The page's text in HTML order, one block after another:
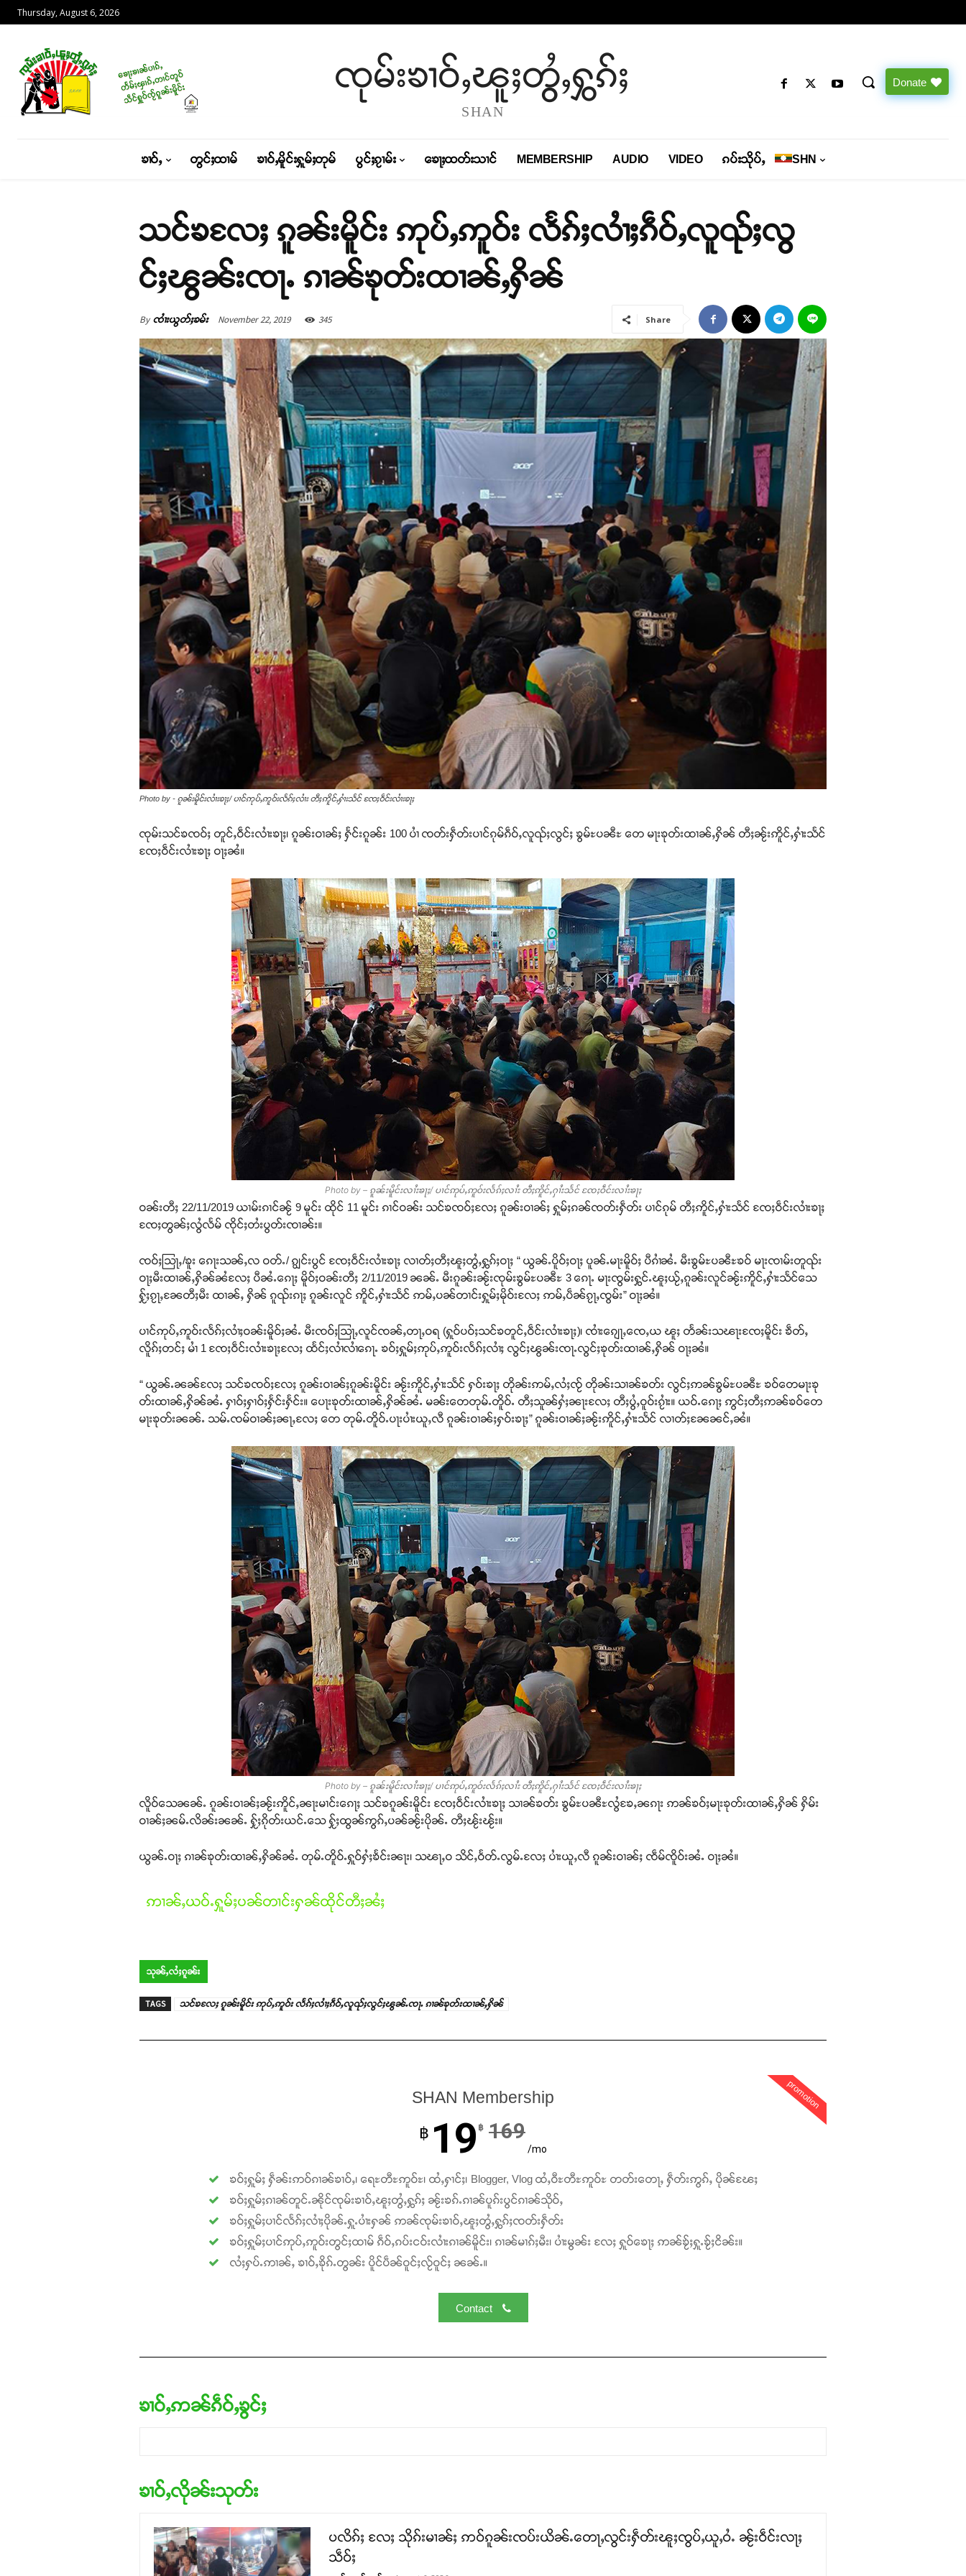
Thursday, August 6, 2026
ၸုမ်းၶၢဝ်ႇၽူႈတွႆႇႁွၵ်ႈ
SHAN
Donate
ၶၢဝ်ႇ တွင်ႈထၢမ် ၶၢဝ်ႇမိူင်းႁူမ်ႈတုမ် ပွင်ႈၵႂၢမ်း ၶေႃႈထတ်းသၢင် MEMBERSHIP AUDIO VIDEO ၵပ်းသိုပ်ႇ SHN
သင်ၶလႄႈ ၵူၼ်းမိူင်း ဢုပ်ႇဢူဝ်း လႅၵ်ႈလၢႆႈၵဵဝ်ႇလူၺ်ႈလွ
င်ႈၽွၼ်းၸႃႉ ၵၢၼ်ၶုတ်းထၢၼ်ႇႁိၼ်
By ၸၢႆးယွတ်ႈၶမ်း November 22, 2019 345 Share
Photo by - ၵူၼ်းမိူင်းလၢႆးၶႃႈ/ ပၢင်ဢုပ်ႇဢူဝ်းလႅၵ်ႈလၢႆး တီႈဢိူင်ႇႁၢႆးသႅင် ၸႄႈဝဵင်းလၢႆးၶႃႈ
ၸုမ်းသင်ၶၸဝ်ႈ တူင်ႇဝဵင်းလၢႆးၶႃႈ၊ ၵူၼ်းဝၢၼ်ႈ ႁႅင်းၵူၼ်း 100 ပၢႆ ၸတ်းႁဵတ်းပၢင်ၵုမ်ၵဵဝ်ႇလူၺ်ႈလွင်ႈ ၶွမ်ႊပၼီႊ တေ မႃးၶုတ်းထၢၼ်ႇႁိၼ် တီႈၼႂ်းဢိူင်ႇႁၢႆးသႅင်
ၸႄႈဝဵင်းလၢႆးၶႃႈ ဝႃႈၼႆ။
Photo by – ၵူၼ်းမိူင်းလၢႆးၶႃႈ/ ပၢင်ဢုပ်ႇဢူဝ်းလႅၵ်ႈလၢႆး တီႈဢိူင်ႇႁၢႆးသႅင် ၸႄႈဝဵင်းလၢႆးၶႃႈ
ဝၼ်းတီႈ 22/11/2019 ယၢမ်းၵၢင်ၼႂ် 9 မူင်း ထိုင် 11 မူင်း ၵၢင်ဝၼ်း သင်ၶၸဝ်ႈလႄႈ ၵူၼ်းဝၢၼ်ႈ ႁူမ်ႈၵၼ်ၸတ်းႁဵတ်း ပၢင်ၵုမ် တီႈဢိူင်ႇႁၢႆးသႅင် ၸႄႈဝဵင်းလၢႆးၶႃႈ
ၸႄႈတွၼ်ႈလွႆလႅမ် ၸိုင်ႈတႆးပွတ်းၸၢၼ်း။
ၸဝ်ႈသြႃႇ/ၶူး ၵေႃးသၼ်ႇလ ဝတ်ႉ/ ၵျွင်းပွင် ၸႄႈဝဵင်းလၢႆးၶႃႈ လၢတ်ႈတီႈၽူႈတွႆႇႁွၵ်ႈဝႃႈ “ ယွၼ်ႉပိူဝ်ႈဝႃႈ ပူၼ်ႉမႃးမိူဝ်ႈ ပီၵၢႆၼႆႉ မီးၶွမ်ႊပၼီႊၶဝ် မႃးၸၢမ်းတူၺ်း
ဝႃႈမီးထၢၼ်ႇႁိၼ်ၼႆလႄႈ ပီၼႆႉၵေႃႈ မိူဝ်ႈဝၼ်းတီႈ 2/11/2019 ၼၼ်ႉ မီးၵူၼ်းၼႂ်းၸုမ်းၶွမ်ႊပၼီႊ 3 ၵေႃႉ မႃးၸွမ်းႁွင်ႉၽူႈယႂ်ႇၵူၼ်းလူင်ၼႂ်းဢိူင်ႇႁၢႆးသႅင်သေ
ႁႂ်ႈၵႂႃႇၼႄတီႈမီး ထၢၼ်ႇ ႁိၼ် ၵူၺ်းၵႃႈ ၵူၼ်းလူင် ဢိူင်ႇႁၢႆးသႅင် ဢမ်ႇပၼ်တၢင်းႁူမ်ႈမိုဝ်းလႄႈ ဢမ်ႇပဵၼ်ၵႂႃႇၸွမ်း” ဝႃႈၼႆ။
ပၢင်ဢုပ်ႇဢူဝ်းလႅၵ်ႈလၢႆႈဝၼ်းမိူဝ်ႈၼႆႉ မီးၸဝ်ႈသြႃႇလူင်ၸၼ်ႇတႃႇဝရ (ႁူဝ်ပဝ်ႈသင်ၶတူင်ႇဝဵင်းလၢႆးၶႃႈ)၊ ၸၢႆးၵျေႃႇၸေႇယ ၽူႈ တႅၼ်းသၽႃးၸႄႈမိူင်း ၶဵတ်ႇ
လိူၵ်ႈတင်ႈ မၢႆ 1 ၸႄႈဝဵင်းလၢႆးၶႃႈလႄႈ ထႅင်ႈလၢႆလၢႆၵေႃႉ ၶဝ်ႈႁူမ်ႈဢုပ်ႇဢူဝ်းလႅၵ်ႈလၢႆႈ လွင်ႈၽွၼ်းၸႃႉလွင်ႈၶုတ်းထၢၼ်ႇႁိၼ် ဝႃႈၼႆ။
“ ယွၼ်ႉၼၼ်လႄႈ သင်ၶၸဝ်ႈလႄႈ ၵူၼ်းဝၢၼ်ႈၵူၼ်းမိူင်း ၼႂ်းဢိူင်ႇႁၢႆးသႅင် ႁဝ်းၶႃႈ တိုၼ်းဢမ်ႇလႆႈၸႂ် တိုၼ်းသၢၼ်ၶတ်း လွင်ႈဢၼ်ၶွမ်ႊပၼီႊ ၶဝ်တေမႃးၶု
တ်းထၢၼ်ႇႁိၼ်ၼႆႉ ႁၢဝ်ႈႁၢဝ်ႈႁႅင်းႁႅင်း။ ပေႃးၶုတ်းထၢၼ်ႇႁိၼ်ၼႆႉ မၼ်းတေတုမ်ႉတိူဝ်ႉ တီႈသူၼ်ႁႆႈၼႃးလႄႈ တီႈပွႆႇဝူဝ်းၵႂၢႆး။ ယဝ်ႉၵေႃႈ ဢွင်ႈတီႈဢၼ်ၶဝ်တေ
မႃးၶုတ်းၼၼ်ႉ သမ်ႉၸမ်ဝၢၼ်ႈၼႃႇလႄႈ တေ တုမ်ႉတိူဝ်ႉပႃးပၢႆးယူႇလီ ၵူၼ်းဝၢၼ်ႈႁဝ်းၶႃႈ” ၵူၼ်းဝၢၼ်ႈၼႂ်းဢိူင်ႇႁၢႆးသႅင် လၢတ်ႈၼႄၼင်ႇၼႆ။
Photo by – ၵူၼ်းမိူင်းလၢႆးၶႃႈ/ ပၢင်ဢုပ်ႇဢူဝ်းလႅၵ်ႈလၢႆး တီႈဢိူင်ႇႁၢႆးသႅင် ၸႄႈဝဵင်းလၢႆးၶႃႈ
လိူဝ်သေၼၼ်ႉ ၵူၼ်းဝၢၼ်ႈၼႂ်းဢိူင်ႇၼႃးမၢင်းၵေႃႈ သင်ၶၵူၼ်းမိူင်း ၸႄႈဝဵင်းလၢႆးၶႃႈ သၢၼ်ၶတ်း ၶွမ်ႊပၼီႊလွႆၶႄႇၼၵႃး ဢၼ်ၶဝ်ႈမႃးၶုတ်းထၢၼ်ႇႁိၼ် ႁိမ်း
ဝၢၼ်ႈၼမ်ႉလိၼ်းၼၼ်ႉ ႁႂ်ႈၵိုတ်းယင်ႉသေ ႁႂ်ႈထွၼ်ဢွၵ်ႇပၼ်ၼႂ်းပိုၼ်ႉ တီႈၽႂ်းၽႂ်း။
ယွၼ်ႉဝႃႈ ၵၢၼ်ၶုတ်းထၢၼ်ႇႁိၼ်ၼႆႉ တုမ်ႉတိူဝ်ႉႁူဝ်ႁႆႈၶႅင်းၼႃး၊ သၽႃႇဝ သိင်ႇဝႅတ်ႉလွမ်ႉလႄႈ ပၢႆးယူႇလီ ၵူၼ်းဝၢၼ်ႈ ၸဵမ်ၸိူဝ်းၼႆႉ ဝႃႈၼႆ။
ဢၢၼ်ႇယဝ်ႉႁူမ်ႈပၼ်တၢင်းႁၼ်ထိုင်တီႈၼႆႈ
သုၼ်ႇလႆႈၵူၼ်း
TAGS သင်ၶလႄႈ ၵူၼ်းမိူင်း ဢုပ်ႇဢူဝ်း လႅၵ်ႈလၢႆႈၵဵဝ်ႇလူၺ်ႈလွင်ႈၽွၼ်ႉၸႃႉ ၵၢၼ်ၶုတ်းထၢၼ်ႇႁိၼ်
promotion
SHAN Membership
฿ 19 ฿ 169
/mo
ၶဝ်ႈႁူမ်ႈ ႁဵၼ်းဢဝ်ၵၢၼ်ၶၢဝ်ႇ၊ ရေႊတီႊဢူဝ်ႊ၊ ထႆႇႁၢင်ႈ၊ Blogger, Vlog ထႆႇဝီႊတီႊဢူဝ်ႊ တတ်းတေႃႇ ႁဵတ်းဢွၵ်ႇ ပိုၼ်ၽႄႈ
ၶဝ်ႈႁူမ်ႈၵၢၼ်တူင်ႉၼိုင်ၸုမ်းၶၢဝ်ႇၽူႈတွႆႇႁွၵ်ႈ ၼႂ်းၶၵ်ႉၵၢၼ်ပူၵ်းပွင်ၵၢၼ်သိုဝ်ႇ
ၶဝ်ႈႁူမ်ႈပၢင်လႅၵ်ႈလၢႆႈပိုၼ်ႉႁူႉပၢႆးႁၼ် ဢၼ်ၸုမ်းၶၢဝ်ႇၽူႈတွႆႇႁွၵ်ႈၸတ်းႁဵတ်း
ၶဝ်ႈႁူမ်ႈပၢင်ဢုပ်ႇဢူဝ်းတွင်ႈထၢမ် ၵဵဝ်ႇၵပ်းငဝ်းလၢႆးၵၢၼ်မိူင်း၊ ၵၢၼ်မၢၵ်ႈမီး၊ ပၢႆးမွၼ်း လႄႈ ႁူဝ်ၶေႃႈ ဢၼ်ၶႂ်ႈႁူႉၶႂ်ႈငိၼ်း။
လႆႈႁပ်ႉဢၢၼ်ႇ ၶၢဝ်ႇၶိုၵ်ႉတွၼ်း ပိူင်ပဵၼ်ဝူင်ႈလႂ်ဝူင်ႈ ၼၼ်ႉ။
Contact
ၶၢဝ်ႇဢၼ်ၵဵဝ်ႇၶွင်ႈ
ၶၢဝ်ႇလိုၼ်းသုတ်း
ပလိၵ်ႈ လႄႈ သိုၵ်းမၢၼ်ႈ ဢဝ်ၵူၼ်းၸပ်းယိၼ်ႉတေႃႇလွင်းႁဵတ်းၽူႈၸွပ်ႇယူႇဝႆႉ ၼႂ်းဝဵင်းလႃႈ
သဵဝ်ႈ